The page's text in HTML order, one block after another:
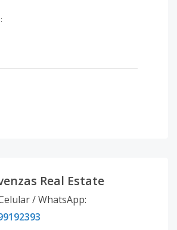
Real Estate
/ WhatsApp: